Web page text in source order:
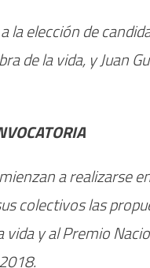
la elección de
de la vida, y Juan
a realizarse
colectivos las
y al Premio